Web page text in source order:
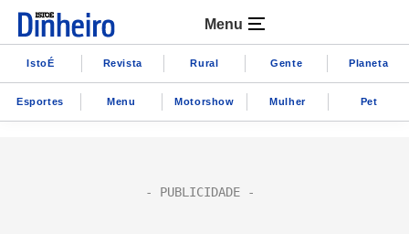
Menu
IstoÉ Revista Rural Gente Planeta
Esportes Menu Motorshow Mulher Pet